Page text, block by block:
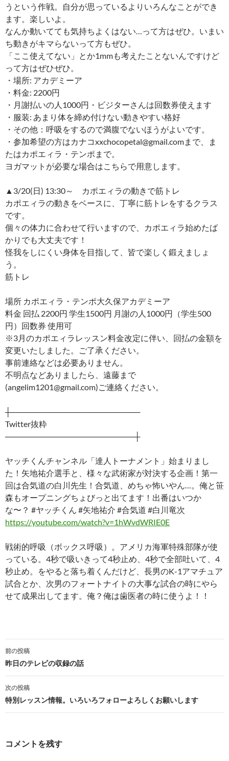
うという作戦。自分が思っているよりいろんなことができ
ます。楽しいよ。
なんか動いてても気持ちよくはない…って方はぜひ。いまい
ち動きがキマらないって方もぜひ。
「ここ使えてない」とか1mmも考えたことないんですけど
って方はぜひぜひ。
・場所: アカデミーア
・料金: 2200円
・月謝払いの人1000円・ビジターさんは回数券使えます
・服装: あまり体を締め付けない動きやすい格好
・その他：呼吸をするので満腹でないほうがよいです。
・参加希望の方はカナコxxchocopetal@gmail.comまで、ま
たはカポエィラ・テンポまで。
ヨガマットが必要な場合はこちらで用意します。
▲3/20(日) 13:30～ カポエィラの動きで筋トレ
カポエィラの動きをベースに、丁寧に筋トレをするクラス
です。
個々の体力に合わせて行いますので、カポエィラ始めたば
かりでも大丈夫です！
怪我をしにくい身体を目指して、皆で楽しく鍛えましょ
う。
筋トレ
場所 カポエィラ・テンポ大久保アカデミーア
料金 回払 2200円 学生1500円 月謝の人1000円（学生500
円）回数券 使用可
※3月のカポエィラレッスン料金改定に伴い、回払の金額を
変更いたしました。ご了承ください。
事前連絡などは必要ありません。
不明点などありましたら、遠藤まで
(angelim1201@gmail.com)ご連絡ください。
┼───────────────────────
Twitter抜粋
───────────────────────┼
ヤッチくんチャンネル「達人トーナメント」始まりまし
た！矢地祐介選手と、様々な武術家が対決する企画！第一
回は合気道の白川先生！合気道、めちゃ怖いやん…。俺と笹
森もオープニングちょびっと出てます！出番はいつか
な〜？ #ヤッチくん #矢地祐介 #合気道 #白川竜次
https://youtube.com/watch?v=1hWvdWRIE0E
戦術的呼吸（ボックス呼吸）。アメリカ海軍特殊部隊が使
っている。4秒で吸いきって4秒止め、4秒で全部吐いて、4
秒止め。をやると落ち着くんだけど、長男のK-1アマチュア
試合とか、次男のフォートナイトの大事な試合の時にやら
せて成果出してます。俺？俺は歯医者の時に使うよ！！
投
稿
ナ
ビ
ゲ
前の投稿
昨日のテレビの収録の話
次の投稿
特別レッスン情報。いろいろフォローよろしくお願いします
コメントを残す